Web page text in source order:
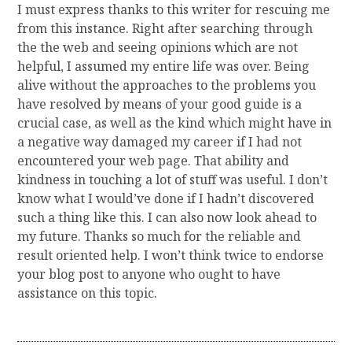
I must express thanks to this writer for rescuing me
from this instance. Right after searching through
the the web and seeing opinions which are not
helpful, I assumed my entire life was over. Being
alive without the approaches to the problems you
have resolved by means of your good guide is a
crucial case, as well as the kind which might have in
a negative way damaged my career if I had not
encountered your web page. That ability and
kindness in touching a lot of stuff was useful. I don’t
know what I would’ve done if I hadn’t discovered
such a thing like this. I can also now look ahead to
my future. Thanks so much for the reliable and
result oriented help. I won’t think twice to endorse
your blog post to anyone who ought to have
assistance on this topic.